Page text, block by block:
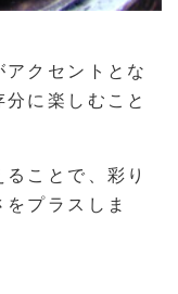
クセントとな
に楽しむこと
ことで、彩り
プラスしま